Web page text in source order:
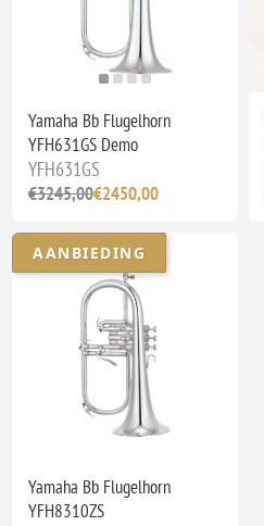
Yamaha Bb Flugelhorn
YFH631GS Demo
YFH631GS
€3245,00€2450,00
AANBIEDING
Yamaha Bb Flugelhorn
YFH8310ZS